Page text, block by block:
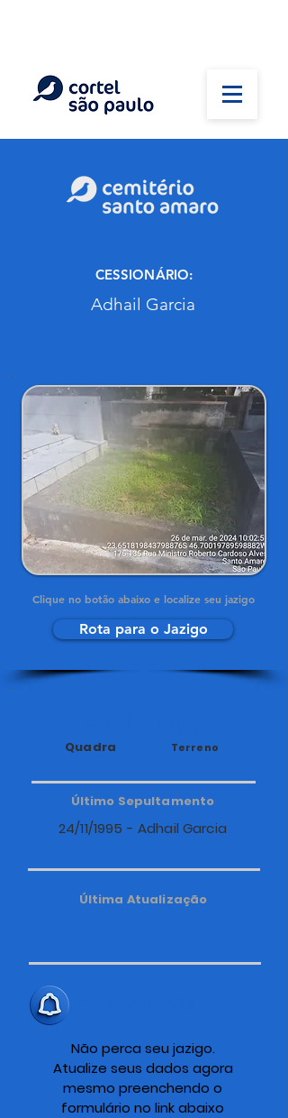
CESSIONÁRIO:
Adhail Garcia
Clique no botão abaixo e localize seu jazigo
Rota para o Jazigo
Quadra Terreno
Último Sepultamento
24/11/1995 - Adhail Garcia
Última Atualização
Não perca seu jazigo.
Atualize seus dados agora
mesmo preenchendo o
formulário no link abaixo